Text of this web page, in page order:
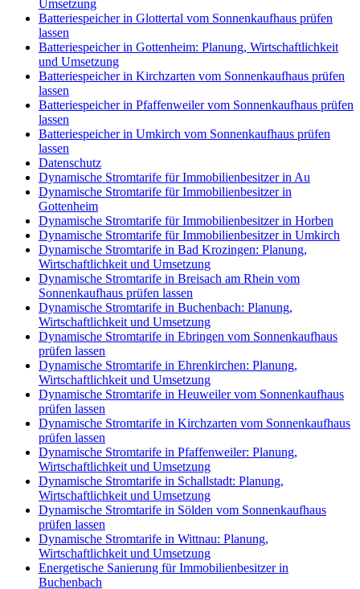
Umsetzung
Batteriespeicher in Glottertal vom Sonnenkaufhaus prüfen
lassen
Batteriespeicher in Gottenheim: Planung, Wirtschaftlichkeit
und Umsetzung
Batteriespeicher in Kirchzarten vom Sonnenkaufhaus prüfen
lassen
Batteriespeicher in Pfaffenweiler vom Sonnenkaufhaus prüfen
lassen
Batteriespeicher in Umkirch vom Sonnenkaufhaus prüfen
lassen
Datenschutz
Dynamische Stromtarife für Immobilienbesitzer in Au
Dynamische Stromtarife für Immobilienbesitzer in
Gottenheim
Dynamische Stromtarife für Immobilienbesitzer in Horben
Dynamische Stromtarife für Immobilienbesitzer in Umkirch
Dynamische Stromtarife in Bad Krozingen: Planung,
Wirtschaftlichkeit und Umsetzung
Dynamische Stromtarife in Breisach am Rhein vom
Sonnenkaufhaus prüfen lassen
Dynamische Stromtarife in Buchenbach: Planung,
Wirtschaftlichkeit und Umsetzung
Dynamische Stromtarife in Ebringen vom Sonnenkaufhaus
prüfen lassen
Dynamische Stromtarife in Ehrenkirchen: Planung,
Wirtschaftlichkeit und Umsetzung
Dynamische Stromtarife in Heuweiler vom Sonnenkaufhaus
prüfen lassen
Dynamische Stromtarife in Kirchzarten vom Sonnenkaufhaus
prüfen lassen
Dynamische Stromtarife in Pfaffenweiler: Planung,
Wirtschaftlichkeit und Umsetzung
Dynamische Stromtarife in Schallstadt: Planung,
Wirtschaftlichkeit und Umsetzung
Dynamische Stromtarife in Sölden vom Sonnenkaufhaus
prüfen lassen
Dynamische Stromtarife in Wittnau: Planung,
Wirtschaftlichkeit und Umsetzung
Energetische Sanierung für Immobilienbesitzer in
Buchenbach